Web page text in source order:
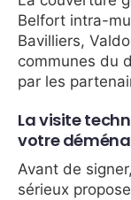
Belfort intra-
Bavilliers,
communes du
par les
La visite
votre
Avant de
sérieux